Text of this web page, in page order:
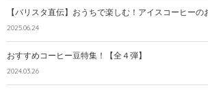
【バリスタ直伝】おうちで楽しむ！アイスコーヒーの
2025.06.24
おすすめコーヒー豆特集！【全４弾】
2024.03.26